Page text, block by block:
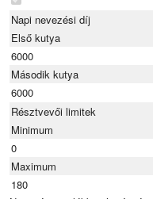
**************
10-11. december 2022
Judges:
Petr Pupik (CZ)
Kine Eimhjellen (NO)
Entry fee:
- 30€/ 2 days
- 15€/ 1 day
Entry opens on 17th of
-
https://forms.gle/
Napi nevezési díj
Első kutya
6000
Második kutya
6000
Résztvevői limitek
Minimum
0
Maximum
180